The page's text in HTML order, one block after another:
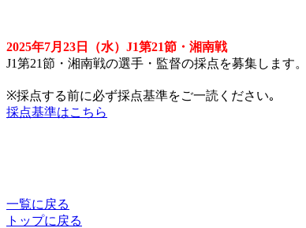
2025年7月23日（水）J1第21節・湘南戦
J1第21節・湘南戦の選手・監督の採点を募集します。
※採点する前に必ず採点基準をご一読ください｡
採点基準はこちら
一覧に戻る
トップに戻る